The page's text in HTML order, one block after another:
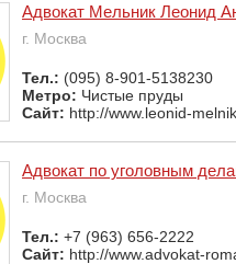
Адвокат Мельник Леонид
г. Москва
Тел.: (095) 8-901-5138230
Метро: Чистые пруды
Сайт: http://www.leonid-
Адвокат по уголовным
г. Москва
Тел.: +7 (963) 656-2222
Сайт: http://www.advokat-